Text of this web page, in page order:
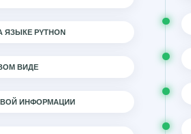
PYTHON
ВИДЕ
ИНФОРМАЦИИ